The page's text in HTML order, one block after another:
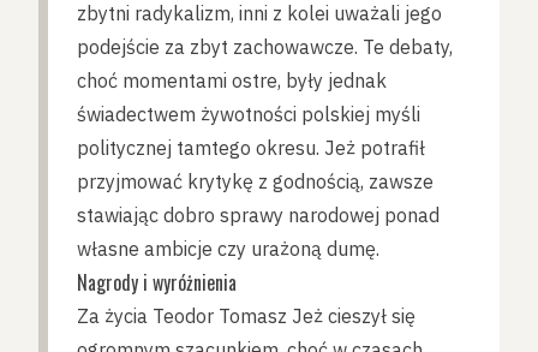
zbytni radykalizm, inni z kolei uważali jego
podejście za zbyt zachowawcze. Te debaty,
choć momentami ostre, były jednak
świadectwem żywotności polskiej myśli
politycznej tamtego okresu. Jeż potrafił
przyjmować krytykę z godnością, zawsze
stawiając dobro sprawy narodowej ponad
własne ambicje czy urażoną dumę.
Nagrody i wyróżnienia
Za życia Teodor Tomasz Jeż cieszył się